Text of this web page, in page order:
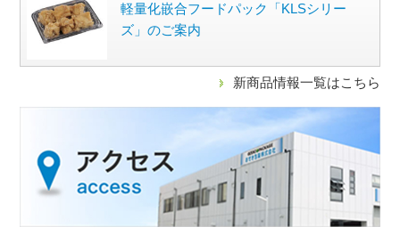
軽量化嵌合フードパック「KLSシリー
ズ」のご案内
新商品情報一覧はこちら